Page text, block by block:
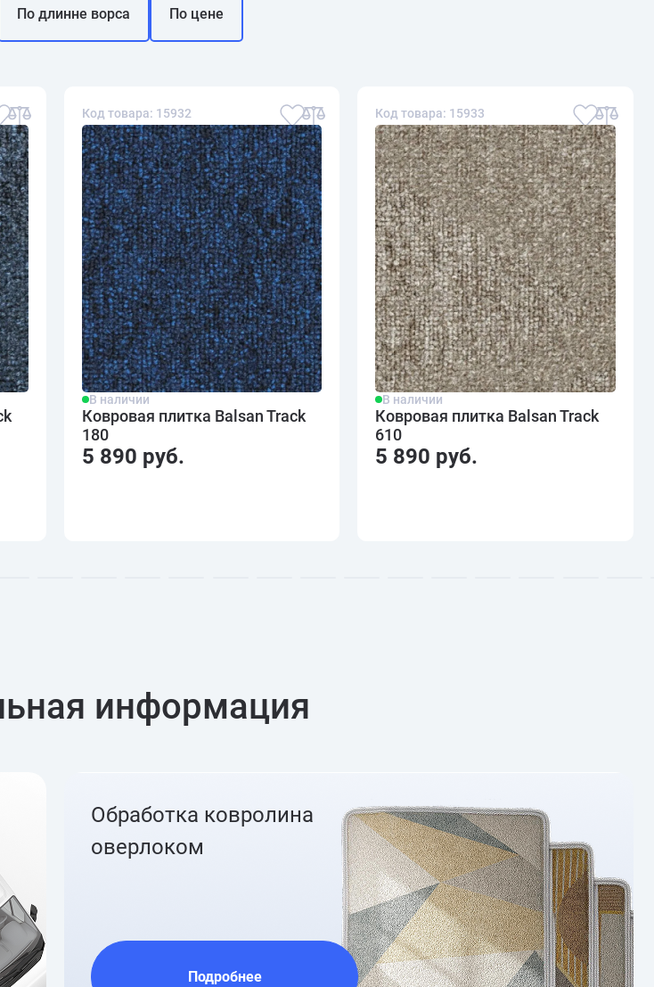
По длинне ворса По цене
Код товара: 15932
В наличии
Ковровая плитка Balsan Track
180
5 890 руб.
Код товара: 15933
В наличии
Ковровая плитка Balsan Track
610
5 890 руб.
информация
Обработка ковролина
оверлоком
Подробнее